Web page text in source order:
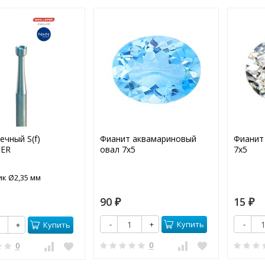
S(f)
Ø2,35 мм
+ Купить
0
Фианит аквамариновый
овал 7х5
90 ₽
- + Купить
0
7х5
15 ₽
-